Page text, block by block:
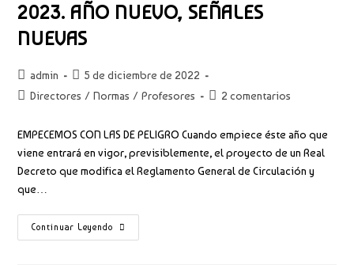
2023. AÑO NUEVO, SEÑALES
NUEVAS
Autor
de
admin
Publicación
de
5 de diciembre de 2022
Categoría
la
Directores / Normas / Profesores
Comentarios
la
entrada:
2 comentarios
EMPECEMOS CON LAS DE PELIGRO Cuando empiece éste año que
viene entrará en vigor, previsiblemente, el proyecto de un Real
Decreto que modifica el Reglamento General de Circulación y
que…
Continuar Leyendo
2023.
AÑO